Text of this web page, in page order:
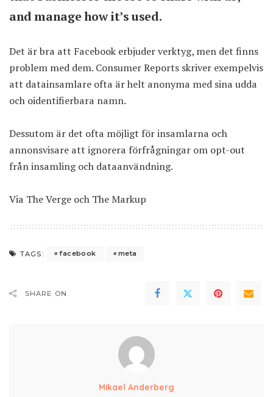
and manage how it’s used.
Det är bra att Facebook erbjuder verktyg, men det finns
problem med dem. Consumer Reports skriver exempelvis
att datainsamlare ofta är helt anonyma med sina udda
och oidentifierbara namn.
Dessutom är det ofta möjligt för insamlarna och
annonsvisare att ignorera förfrågningar om opt-out
från insamling och dataanvändning.
Via The Verge och The Markup
TAGS: facebook meta
SHARE ON
Mikael Anderberg